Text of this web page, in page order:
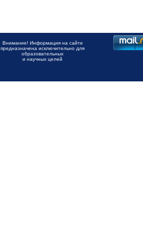
Внимание! Информация на сайте
предназначена исключительно для
образовательных
и научных целей